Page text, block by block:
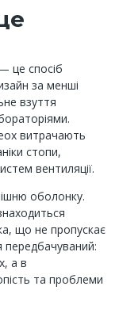
це спосіб
за менші
взуття
витрачають
стопи,
вентиляції.
оболонку.
що не пропускає
передбачуваний:
а в
та проблеми